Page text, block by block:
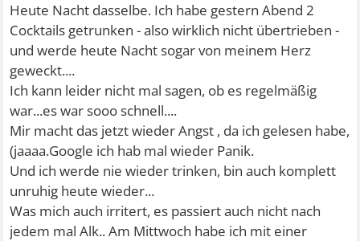
Heute Nacht dasselbe. Ich habe gestern Abend 2
Cocktails getrunken - also wirklich nicht übertrieben -
und werde heute Nacht sogar von meinem Herz
geweckt....
Ich kann leider nicht mal sagen, ob es regelmäßig
war...es war sooo schnell....
Mir macht das jetzt wieder Angst , da ich gelesen habe,
(jaaaa.Google ich hab mal wieder Panik.
Und ich werde nie wieder trinken, bin auch komplett
unruhig heute wieder...
Was mich auch irritert, es passiert auch nicht nach
jedem mal Alk.. Am Mittwoch habe ich mit einer